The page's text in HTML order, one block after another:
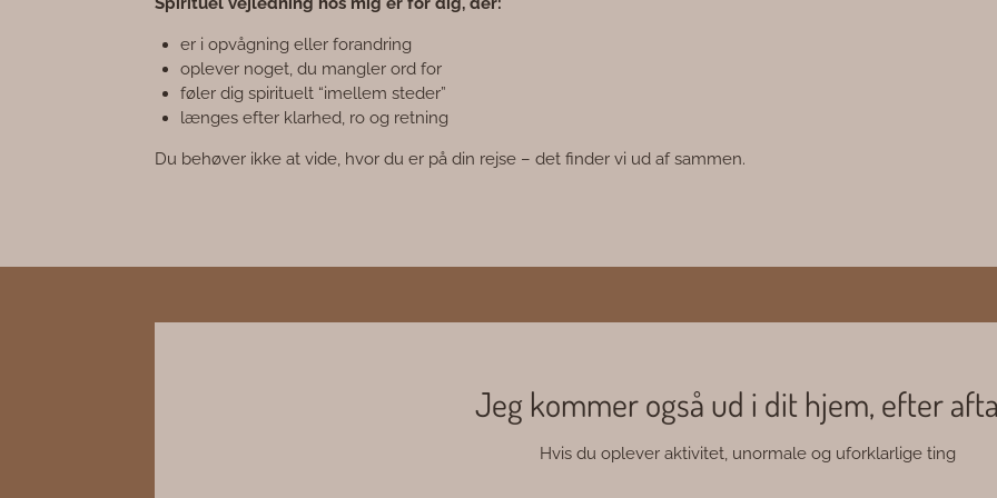
er i opvågning eller forandring
oplever noget, du mangler ord for
føler dig spirituelt “imellem steder”
længes efter klarhed, ro og retning
Du behøver ikke at vide, hvor du er på din rejse – det finder vi ud af sammen.
Jeg kommer også ud i dit hjem, efter
Hvis du oplever aktivitet, unormale og uforklarlige ting